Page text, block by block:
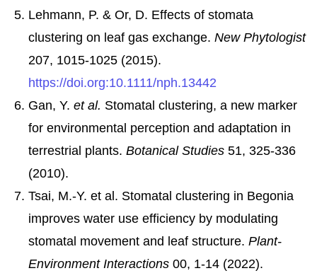
Lehmann, P. & Or, D. Effects of stomata
clustering on leaf gas exchange. New Phytologist
207, 1015-1025 (2015).
https://doi.org:10.1111/nph.13442
Gan, Y. et al. Stomatal clustering, a new marker
for environmental perception and adaptation in
terrestrial plants. Botanical Studies 51, 325-336
(2010).
Tsai, M.-Y. et al. Stomatal clustering in Begonia
improves water use efficiency by modulating
stomatal movement and leaf structure. Plant-
Environment Interactions 00, 1-14 (2022).